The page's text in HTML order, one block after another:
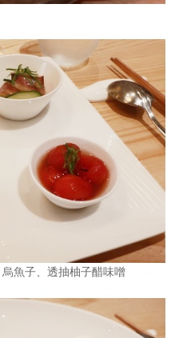
魚子、透抽柚子醋味噌